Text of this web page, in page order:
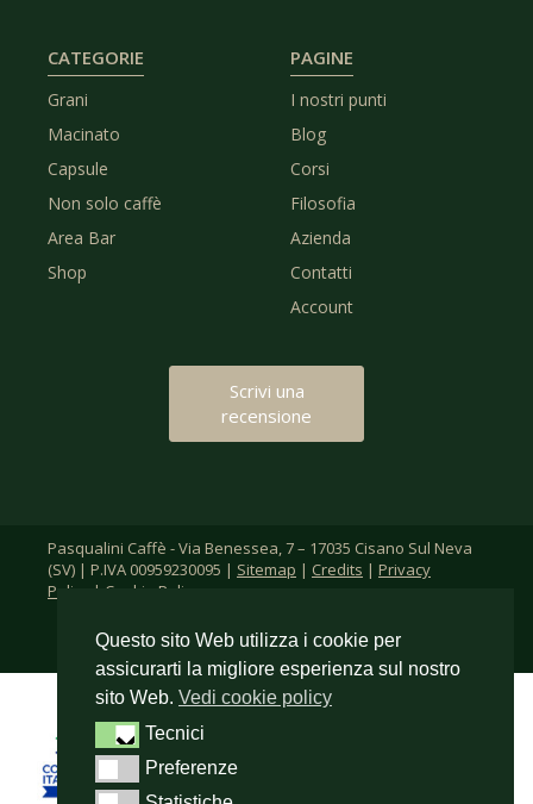
CATEGORIE
Grani
Macinato
Capsule
Non solo caffè
Area Bar
Shop
PAGINE
I nostri punti
Blog
Corsi
Filosofia
Azienda
Contatti
Account
Scrivi una
recensione
Pasqualini Caffè - Via Benessea, 7 – 17035 Cisano Sul Neva
(SV) | P.IVA 00959230095 | Sitemap | Credits | Privacy
Policy
| Cookie Policy
Questo sito Web utilizza i cookie per
assicurarti la migliore esperienza sul nostro
sito Web. Vedi cookie policy
TecniciTecnici
PreferenzePreferenze